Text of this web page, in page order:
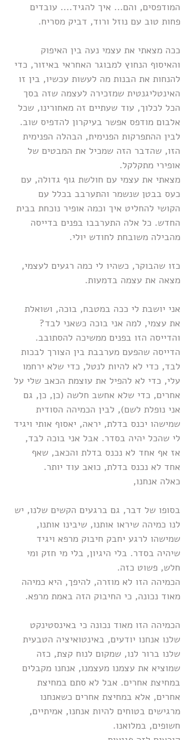
המודפסים, והם... איך להגיד.... עובדים
פחות טוב עם נוזל ורוד, דביק מסריח.
ככה מצאתי את עצמי נעה בין האיפוק
והאיסוף הנחוץ למבוגר האחראי באיזור, כדי
להנחות את הבנות מה לעשות עכשיו, בין זו
האינטליגנטית שמזכירה לעצמה שזה בסך
הכל לכלוך, עוד שעתיים זה מאחורינו, שכל
אלבום מודפס אפשר בעיקרון להדפיס שוב.
לבין ההתפרקות הפנימית, הבהלה הפנימית
הזו, שהדבר הזה שמכיל את המבטים של
אופירי מתקלקל.
מצאתי את עצמי עם חולשת גוף גדולה, עם
כעס בבטן שנשמר והתערבב בכלל עם
הקושי להחליט איך וכמה אופיר נוכחת בבית
החדש. כל אלה התערבבו בפנים בדייסה
מהבילה משובחת לחודש יולי.
כזו שהבוקר, כשהיו לי כמה רגעים לעצמי,
מצאה את עצמה בדמעות.
אני יושבת לי ככה במטבח, בוכה, ושואלת
את עצמי, למה אני בוכה כשאני לבד?
והדייסה הזו בפנים ממשיכה להסתובב.
הדייסה שהפעם מערבבת בין הצורך לבכות
לבד, כדי לא להיות לנטל, כדי שלא ירחמו
עלי, כדי לא להפיל את עוצמת הכאב שלי על
אחרים, כדי שלא אחשב חלשה (כן, כן, גם
אני נופלת לשם), לבין הכמיהה הסודית
שמישהו יכנס בדלת, יראה, יאסוף אותי ויגיד
לי שהכל יהיה בסדר. אבל אני בוכה לבד,
אז אף אחד לא נכנס בדלת והכאב, שאף
אחד לא נכנס בדלת, כואב עוד יותר.
כאלה אנחנו,
בסופו של דבר, גם ברגעים הקשים שלנו, יש
לנו כמיהה שיראו אותנו, שיבינו אותנו,
שמישהו לרגע יחבק חיבוק מרפא ויגיד
שיהיה בסדר. בלי היגיון, בלי מי חזק ומי
חלש, פשוט כזה.
הכמיהה הזו לא מוזרה, להיפך, היא כמיהה
מאוד נכונה, כי החיבוק הזה באמת מרפא.
הכמיהה הזו מאוד נכונה כי באינסטינקט
שלנו אנחנו יודעים, באינטואיציה הטבעית
שלנו ברור לנו, שמקום לנוח קצת, כזה
שמוציא את עצמנו מעצמנו, אנחנו מקבלים
במחיצת אחרים. אבל לא סתם במחיצת
אחרים, אלא במחיצת אחרים כשאנחנו
מרגישים בטוחים להיות אנחנו, אמיתיים,
חשופים, במלואנו.